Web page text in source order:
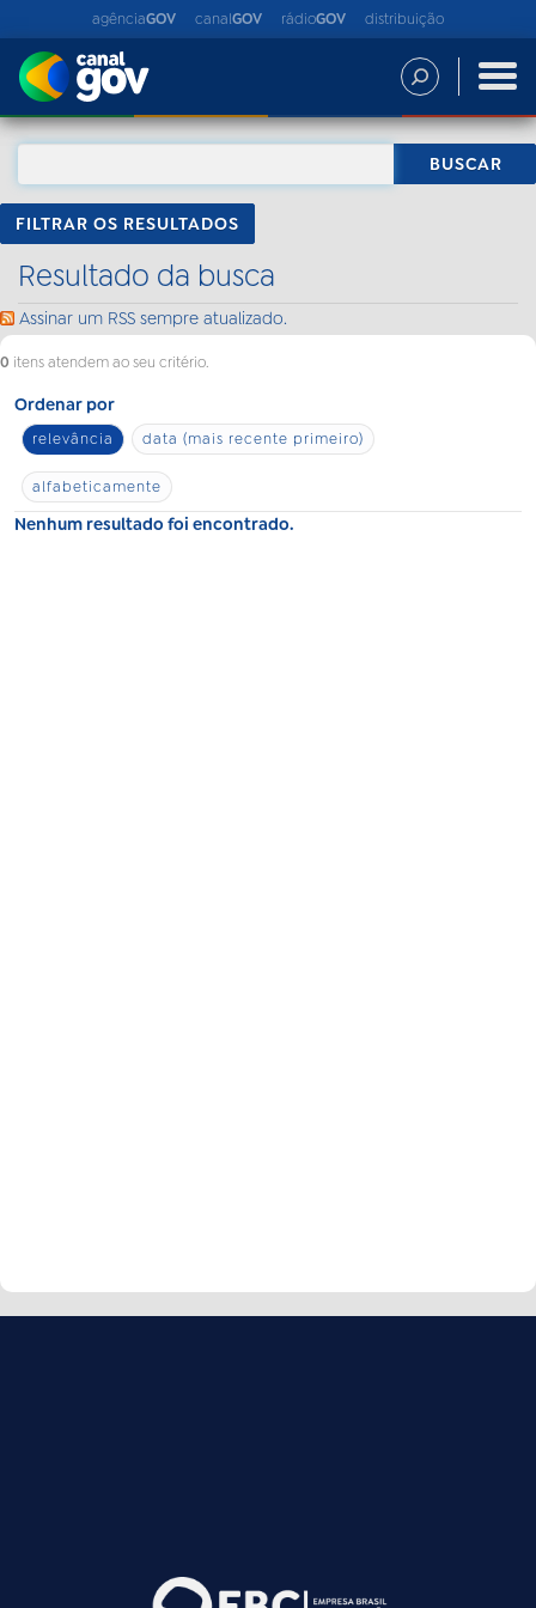
agênciaGOV canalGOV rádioGOV distribuição
FILTRAR OS RESULTADOS
Resultado da busca
Assinar um RSS sempre atualizado.
0 itens atendem ao seu critério.
Ordenar por
relevância data (mais recente primeiro)
alfabeticamente
Nenhum resultado foi encontrado.